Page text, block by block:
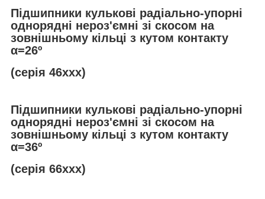
Підшипники кулькові радіально-упорні
однорядні нероз'ємні зі скосом на
зовнішньому кільці з кутом контакту
α=26º
(серія 46ххх)
Підшипники кулькові радіально-упорні
однорядні нероз'ємні зі скосом на
зовнішньому кільці з кутом контакту
α=36º
(серія 66ххх)